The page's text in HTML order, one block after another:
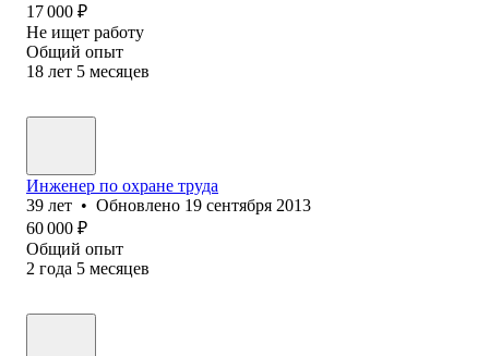
17 000 ₽
Не ищет работу
Общий опыт
18 лет 5 месяцев
Инженер по охране труда
39 лет • Обновлено 19 сентября 2013
60 000 ₽
Общий опыт
2 года 5 месяцев